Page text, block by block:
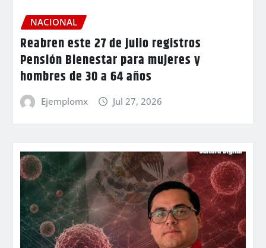
NACIONAL
Reabren este 27 de julio registros
Pensión Bienestar para mujeres y
hombres de 30 a 64 años
Ejemplomx Jul 27, 2026